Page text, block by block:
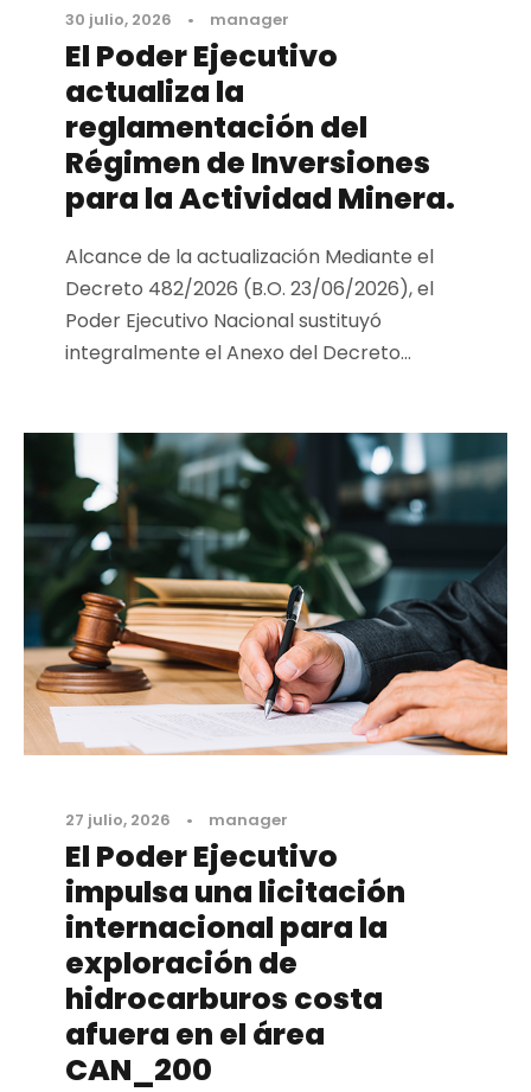
30 julio, 2026 • manager
El Poder Ejecutivo
actualiza la
reglamentación del
Régimen de Inversiones
para la Actividad Minera.
Alcance de la actualización Mediante el
Decreto 482/2026 (B.O. 23/06/2026), el
Poder Ejecutivo Nacional sustituyó
integralmente el Anexo del Decreto...
27 julio, 2026 • manager
El Poder Ejecutivo
impulsa una licitación
internacional para la
exploración de
hidrocarburos costa
afuera en el área
CAN_200